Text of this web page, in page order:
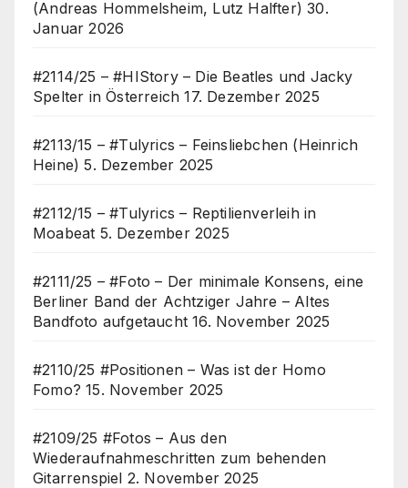
(Andreas Hommelsheim, Lutz Halfter) 30.
Januar 2026
#2114/25 – #HIStory – Die Beatles und Jacky
Spelter in Österreich 17. Dezember 2025
#2113/15 – #Tulyrics – Feinsliebchen (Heinrich
Heine) 5. Dezember 2025
#2112/15 – #Tulyrics – Reptilienverleih in
Moabeat 5. Dezember 2025
#2111/25 – #Foto – Der minimale Konsens, eine
Berliner Band der Achtziger Jahre – Altes
Bandfoto aufgetaucht 16. November 2025
#2110/25 #Positionen – Was ist der Homo
Fomo? 15. November 2025
#2109/25 #Fotos – Aus den
Wiederaufnahmeschritten zum behenden
Gitarrenspiel 2. November 2025